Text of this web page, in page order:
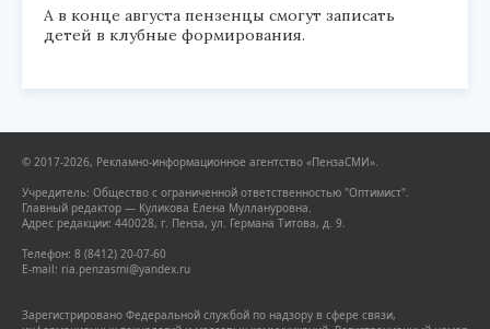
А в конце августа пензенцы смогут записать
детей в клубные формирования.
© 2017-2026, Рекламно-информационное агентство «ПензаСМИ».
Учредитель: Общество с ограниченной ответственностью "Оптимист".
Главный редактор — Куликова Елена Муллануровна.
Адрес редакции: 440028, г. Пенза, ул. Германа Титова, д. 9.
Телефон: 8 (8412) 20-07-60
E-mail: ria.penzasmi@yandex.ru
Зарегистрировано Федеральной службой по надзору в сфере связи,